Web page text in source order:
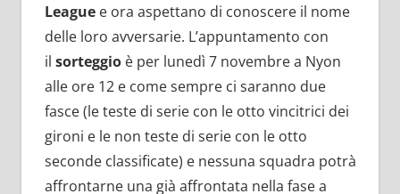
League e ora aspettano di conoscere il nome
delle loro avversarie. L’appuntamento con
il sorteggio è per lunedì 7 novembre a Nyon
alle ore 12 e come sempre ci saranno due
fasce (le teste di serie con le otto vincitrici dei
gironi e le non teste di serie con le otto
seconde classificate) e nessuna squadra potrà
affrontarne una già affrontata nella fase a